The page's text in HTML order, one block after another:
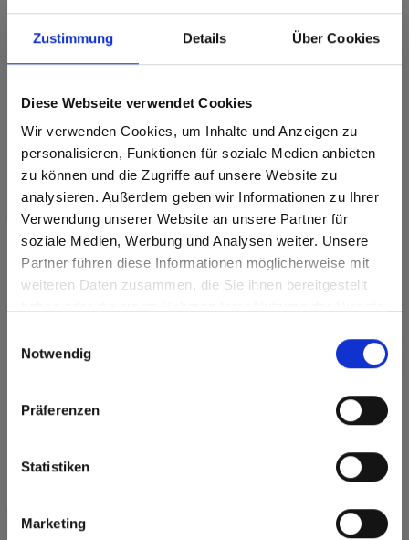
Zustimmung Details Über Cookies
Diese Webseite verwendet Cookies
Wir verwenden Cookies, um Inhalte und Anzeigen zu
personalisieren, Funktionen für soziale Medien anbieten
zu können und die Zugriffe auf unsere Website zu
analysieren. Außerdem geben wir Informationen zu Ihrer
Verwendung unserer Website an unsere Partner für
soziale Medien, Werbung und Analysen weiter. Unsere
Partner führen diese Informationen möglicherweise mit
weiteren Daten zusammen, die Sie ihnen bereitgestellt
Notwendig
Präferenzen
Statistiken
Marketing
sr.modal is not closeable
Are you based in the Verenigde
Staten?
rest of the world!
4048 Atlanta Walnut
Heeft u vragen?